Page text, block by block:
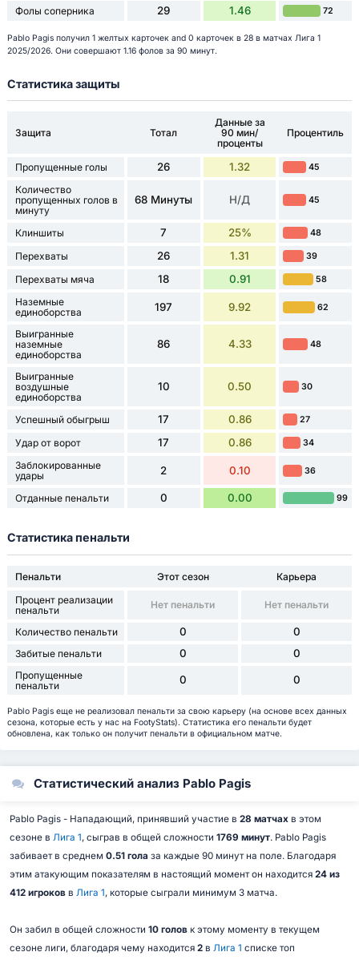
Фолы соперника 29 1.46 72
Pablo Pagis получил 1 желтых карточек and 0 карточек в 28 в матчах Лига 1
2025/2026. Они совершают 1.16 фолов за 90 минут.
Статистика защиты
Защита Тотал
Данные за
90 мин/
проценты
Процентиль
Пропущенные голы 26 1.32 45
Количество
пропущенных голов в
минуту
68 Минуты Н/Д 45
Клиншиты 7 25% 48
Перехваты 26 1.31 39
Перехваты мяча 18 0.91 58
Наземные
единоборства
197 9.92 62
Выигранные
наземные
единоборства
86 4.33 48
Выигранные
воздушные
единоборства
10 0.50 30
Успешный обыгрыш 17 0.86 27
Удар от ворот 17 0.86 34
Заблокированные
удары
2 0.10 36
Отданные пенальти 0 0.00 99
Статистика пенальти
Пенальти Этот сезон
Карьера
Процент реализации
пенальти
Нет пенальти Нет пенальти
Количество пенальти 0 0
Забитые пенальти 0 0
Пропущенные
пенальти
0 0
Pablo Pagis еще не реализовал пенальти за свою карьеру (на основе всех данных
сезона, которые есть у нас на FootyStats). Статистика его пенальти будет
обновлена, как только он получит пенальти в официальном матче.
Статистический анализ Pablo Pagis
Pablo Pagis - Нападающий, принявший участие в 28 матчахв этом
сезоне в Лига 1, сыграв в общей сложности 1769 минут. Pablo Pagis
забивает в среднем 0.51 гола за каждые 90 минут на поле. Благодаря
этим атакующим показателям в настоящий момент он находится 24 из
412 игроковв Лига 1, которые сыграли минимум 3 матча.
Он забил в общей сложности 10 головк этому моменту в текущем
сезоне лиги, благодаря чему находится 2в Лига 1 списке топ